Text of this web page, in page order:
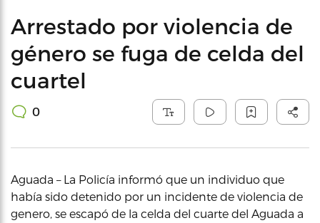
Arrestado por violencia de
género se fuga de celda del
cuartel
0
Aguada – La Policía informó que un individuo que
había sido detenido por un incidente de violencia de
genero, se escapó de la celda del cuarte del Aguada a